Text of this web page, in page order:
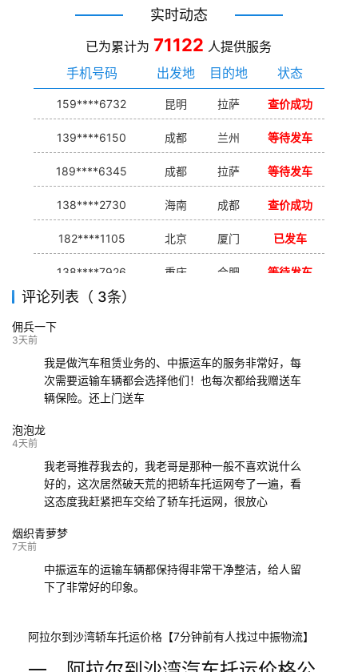
实时动态
已为累计为 71122 人提供服务
手机号码
出发地 目的地 状态
159****6732 昆明 拉萨 查价成功
139****6150 成都 兰州 等待发车
189****6345 成都 拉萨 等待发车
138****2730 海南 成都 查价成功
182****1105 北京 厦门 已发车
138****7926 重庆 合肥 等待发车
139****9233
评论列表（ 3条）
佣兵一下
3天前
我是做汽车租赁业务的、中振运车的服务非常好，每
次需要运输车辆都会选择他们！也每次都给我赠送车
辆保险。还上门送车
泡泡龙
4天前
我老哥推荐我去的，我老哥是那种一般不喜欢说什么
好的，这次居然破天荒的把轿车托运网夸了一遍，看
这态度我赶紧把车交给了轿车托运网，很放心
烟织青萝梦
7天前
中振运车的运输车辆都保持得非常干净整洁，给人留
下了非常好的印象。
阿拉尔到沙湾轿车托运价格【7分钟前有人找过中振物流】